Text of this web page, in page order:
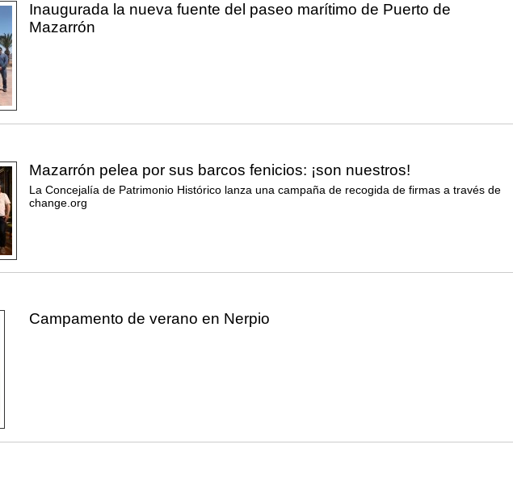
Inaugurada la nueva fuente del paseo marítimo de Puerto de
Mazarrón
Mazarrón pelea por sus barcos fenicios: ¡son nuestros!
La Concejalía de Patrimonio Histórico lanza una campaña de recogida de firmas a través de
change.org
Campamento de verano en Nerpio